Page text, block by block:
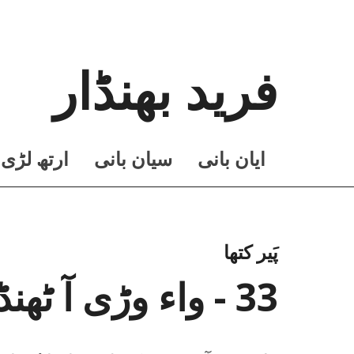
فرید بھنڈار
ايان بانی سيان بانی ارتھ لڑی
پَیر کتھا
33 - واء وڑی آ ٹھنڈڑی کھول چماسا بُوہا